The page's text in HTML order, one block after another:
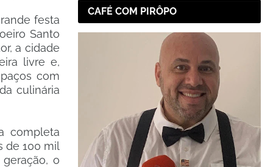
festa
Santo
a cidade
livre e,
com
culinária
completa
de 100 mil
o
CAFÉ COM PIRÔPO